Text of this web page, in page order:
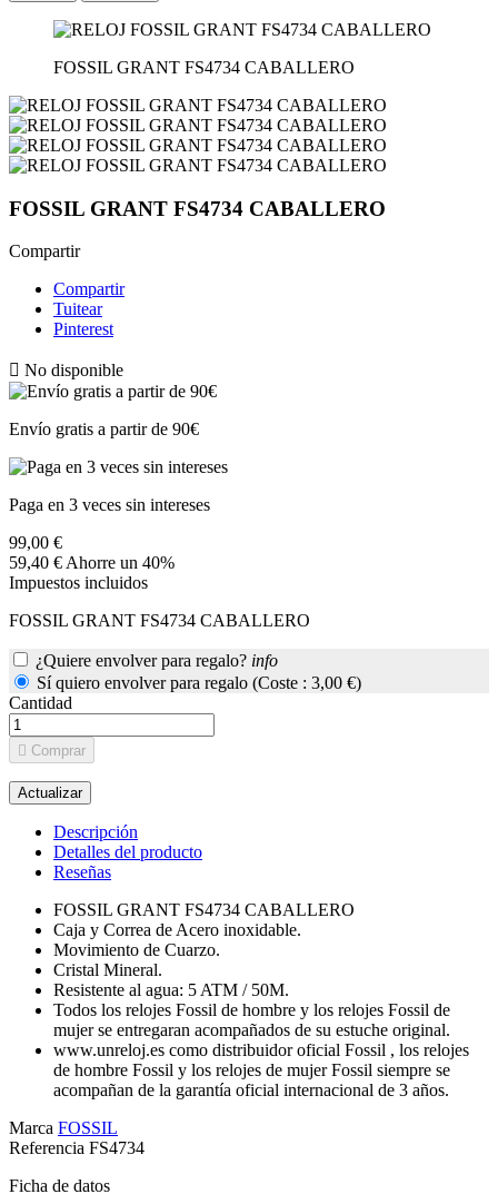
FOSSIL GRANT FS4734 CABALLERO
FOSSIL GRANT FS4734 CABALLERO
Compartir
Compartir
Tuitear
Pinterest
 No disponible
Envío gratis a partir de 90€
Paga en 3 veces sin intereses
99,00 €
59,40 €Ahorre un 40%
Impuestos incluidos
FOSSIL GRANT FS4734 CABALLERO
¿Quiere envolver para regalo? info
Sí quiero envolver para regalo (Coste : 3,00 €)
Cantidad
 Comprar
Descripción
Detalles del producto
Reseñas
FOSSIL GRANT FS4734 CABALLERO
Caja y Correa de Acero inoxidable.
Movimiento de Cuarzo.
Cristal Mineral.
Resistente al agua: 5 ATM / 50M.
Todos los relojes Fossil de hombre y los relojes Fossil de
mujer se entregaran acompañados de su estuche original.
www.unreloj.es como distribuidor oficial Fossil , los relojes
de hombre Fossil y los relojes de mujer Fossil siempre se
acompañan de la garantía oficial internacional de 3 años.
Marca FOSSIL
Referencia FS4734
Ficha de datos